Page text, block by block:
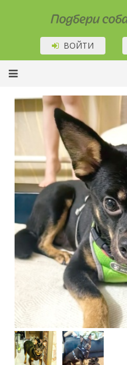
Подбери собаку!
ВОЙТИ